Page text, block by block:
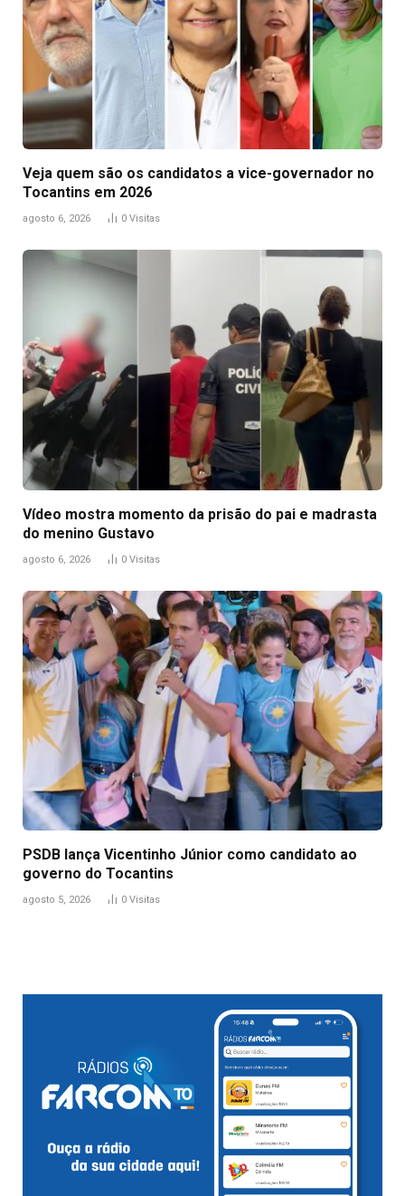
Veja quem são os candidatos a vice-governador no
Tocantins em 2026
agosto 6, 2026 0 Visitas
Vídeo mostra momento da prisão do pai e madrasta
do menino Gustavo
agosto 6, 2026 0 Visitas
PSDB lança Vicentinho Júnior como candidato ao
governo do Tocantins
agosto 5, 2026 0 Visitas